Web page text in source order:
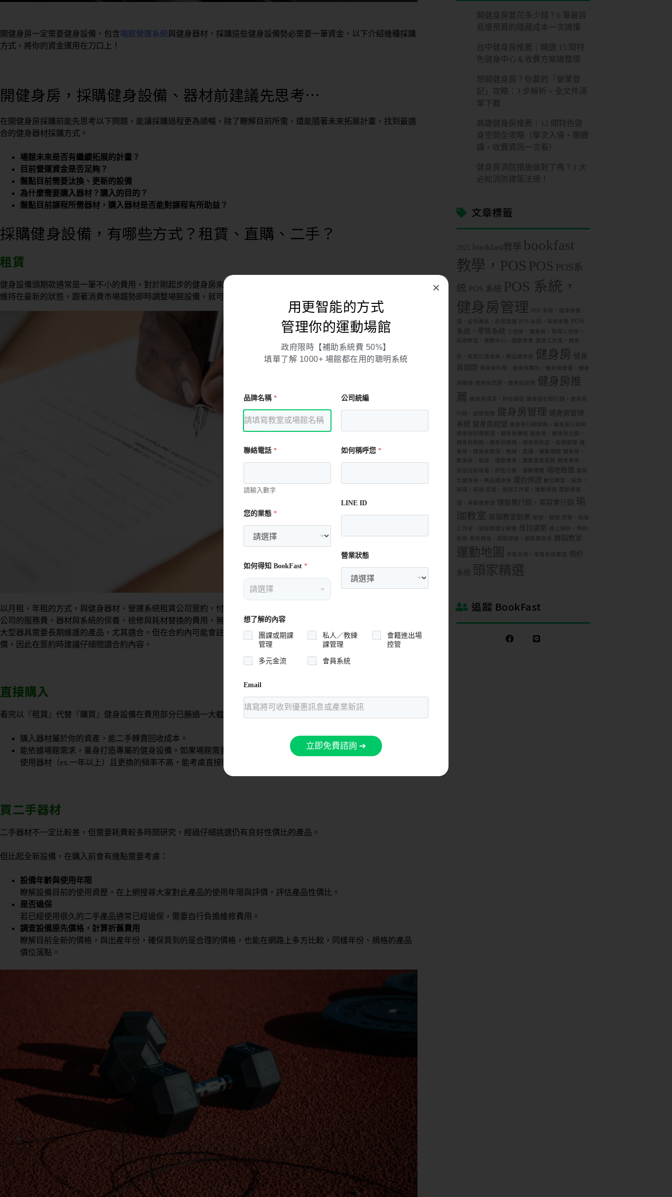
開健身房一定需要健身設備，包含場館營運系統與健身器材，採購這些健身設備勢必需要一筆資金，以下介紹幾種採購
方式，將你的資金運用在刀口上！
開健身房， 採購健身設備、器材前建議先思考…
在開健身房採購前能先思考以下問題，能讓採購過程更為順暢，除了瞭解目前所需，還能隨著未來拓展計畫，找到最適
合的健身器材採購方式。
場館未來是否有繼續拓展的計畫？
目前營運資金是否足夠？
盤點目前需要汰換、更新的設備
為什麼需要購入器材？購入的目的？
盤點目前課程所需器材，購入器材是否能對課程有所助益？
採購健身設備，有哪些方式？租賃、直購、二手？
租賃
健身設備頭期款通常是一筆不小的費用，對於剛起步的健身房來說可能沒有這麼高的預算，或者健身房設備希望能隨時
維持在最新的狀態，跟著消費市場趨勢即時調整場館設備，就可以考慮『租』健身器材來節省成本，測試市場接受度。
以月租、年租的方式，與健身器材、營運系統租賃公司簽約，付費換取在期限內使用設備的服務。費用通常已包含租賃
公司的服務費、器材與系統的保養、檢修與耗材替換的費用，無需額外的費用，尤其像場館營運系統、飛輪、橢圓機等
大型器具需要長期維護的產品，尤其適合。但在合約內可能會註明必須確保產品沒有損毀等相關條款，否則需要相關賠
償，因此在簽約時建議仔細閱讀合約內容。
直接購入
看完以『租賃』代替『購買』健身設備在費用部分已勝過一大截，但直接購入也以專屬於他的優點：
購入器材屬於你的資產，能二手轉賣回收成本。
能依據場館需求，量身打造專屬的健身設備。 如果場館需要特定的健身器材、設備規格必須訂製，或確定要長久
使用器材（ex.一年以上）且更換的頻率不高，能考慮直接購入。
買二手器材
二手器材不一定比較差，但需要耗費較多時間研究，經過仔細挑選仍有良好性價比的產品。
但比起全新設備，在購入前會有幾點需要考慮：
設備年齡與使用年限
瞭解設備目前的使用資歷，在上網搜尋大家對此產品的使用年限與評價，評估產品性價比。
是否過保
若已經使用很久的二手產品通常已經過保，需要自行負擔維修費用。
調查設備原先價格，計算折舊費用
瞭解目前全新的價格，與出產年份，確保買到的是合理的價格，也能在網路上多方比較，同樣年份、規格的產品
價位落點。
開健身房要花多少錢？6 筆最容
易爆預算的隱藏成本一次搞懂
台中健身房推薦｜精選 15 間特
色健身中心＆收費方案總整理
想開健身房？你要的「營業登
記」攻略：3 步解析 + 全文件清
單下載
高雄健身房推薦｜12 間特色健
身空間全攻略（單次入場・團體
課・收費資訊一次看）
健身房消防措施做對了嗎？3 大
必知消防建築法規！
文章標籤
2025 bookfast教學 bookfast
教學，POS POS POS系
統 POS 系統 POS 系統，
健身房管理
POS 系統，健身房管
理，疫情專區，疫情營運
POS 系統，無線零售
POS
系統，零售系統
三倍券，健身房，振興三倍券，
瑜珈教室，運動中心，運動業者
健身工作室，健身
房，客製化健身房，精品健身房 健身房 健身
房倒閉
健身房利潤，健身房獲利，健身房管理，健身
房賺錢 健身房問題，健身房退費 健身房推
薦
健身房清潔，防疫專區 健身房社群行銷，健身房
行銷，疫情營運 健身房管理 健身房管理
系統 健身房經營
健身房行銷策略，健身房行銷術
健身房財務管理，健身房賺錢
健身房，健身房企劃，
健身房問題，健身房策略，健身房防疫，疫情營運
身房，健身房管理，教練，直播，運動場館
健身房，
動滋券，瑜珈，運動業者，運動業者振興
健身業者，
新型冠狀病毒，紓困方案，運動團體
場地租借 客製
化健身房，精品健身房
履約保證
數位轉型，瑜伽，
瑜珈，瑜珈 經營，瑜珈工作室，運動場館
理髮業管
理，美髮業管理 理髮業行銷，美容業行銷 瑜
珈教室 瑜珈教室創業
瑜珈，瑜珈 經營，瑜珈
工作室，瑜珈營運企劃書
皮拉提斯
線上預約，預約
系統
老年健身，銀髮健身，銀髮健身房 舞蹈教室
運動地圖 零售系統，零售系統管理 預約
系統 頭家精選
追蹤 BookFast
用更智能的方式
管理你的運動場館
政府限時【補助系統費 50%】
填單了解 1000+ 場館都在用的聰明系統
品牌名稱 *
聯絡電話 *
請輸入數字
您的業態 *
如何得知 BookFast *
公司統編
如何稱呼您 *
LINE ID
營業狀態
想了解的內容
團課或期課
管理
私人／教練
課管理
會籍進出場
控管
多元金流 會員系統
Email
立即免費諮詢 ➔
✕